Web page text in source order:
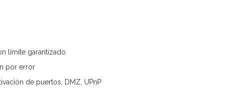
límite garantizado
por error
de puertos, DMZ, UPnP